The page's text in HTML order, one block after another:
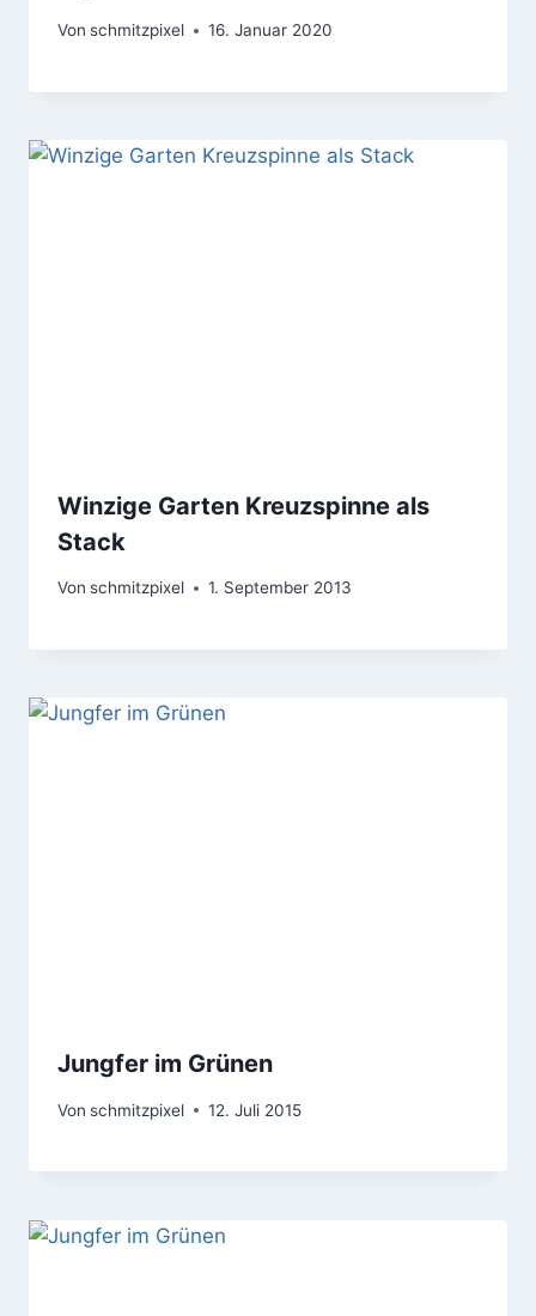
Von schmitzpixel 16. Januar 2020
Winzige Garten Kreuzspinne als
Stack
Von schmitzpixel 1. September 2013
Jungfer im Grünen
Von schmitzpixel 12. Juli 2015